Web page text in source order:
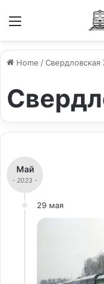
Home /
Май
- 2023 -
29 мая